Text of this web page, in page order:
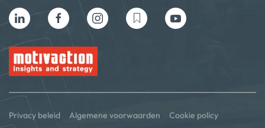
Privacy beleid Algemene voorwaarden Cookie policy